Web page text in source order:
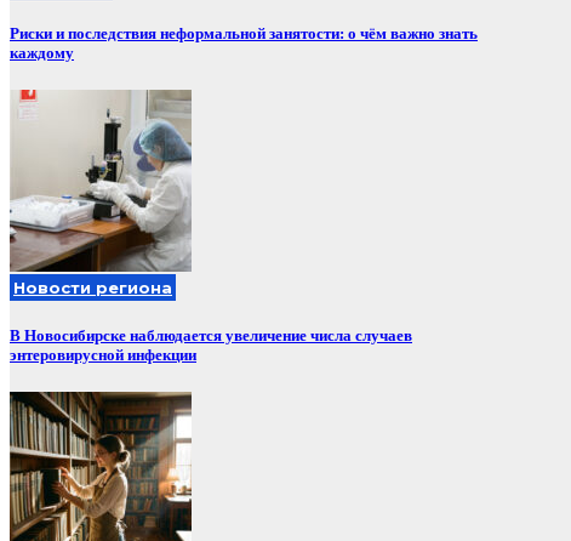
Риски и последствия неформальной занятости: о чём важно знать
каждому
Новости региона
В Новосибирске наблюдается увеличение числа случаев
энтеровирусной инфекции